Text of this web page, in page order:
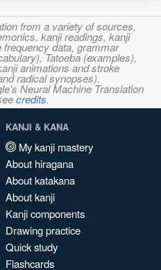
from a variety of sources,
kanji readings, kanji
data, grammar
Tatoeba (examples),
animations and stroke
radical synopses).
Neural Machine Translation
credits.
KANJI & KANA
My kanji mastery
About hiragana
About katakana
About kanji
Kanji components
Drawing practice
Quick study
Flashcards